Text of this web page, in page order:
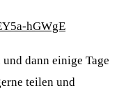
hGWgE
dann einige Tage
teilen und